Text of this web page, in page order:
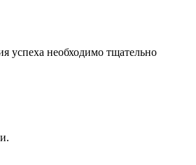
успеха необходимо тщательно